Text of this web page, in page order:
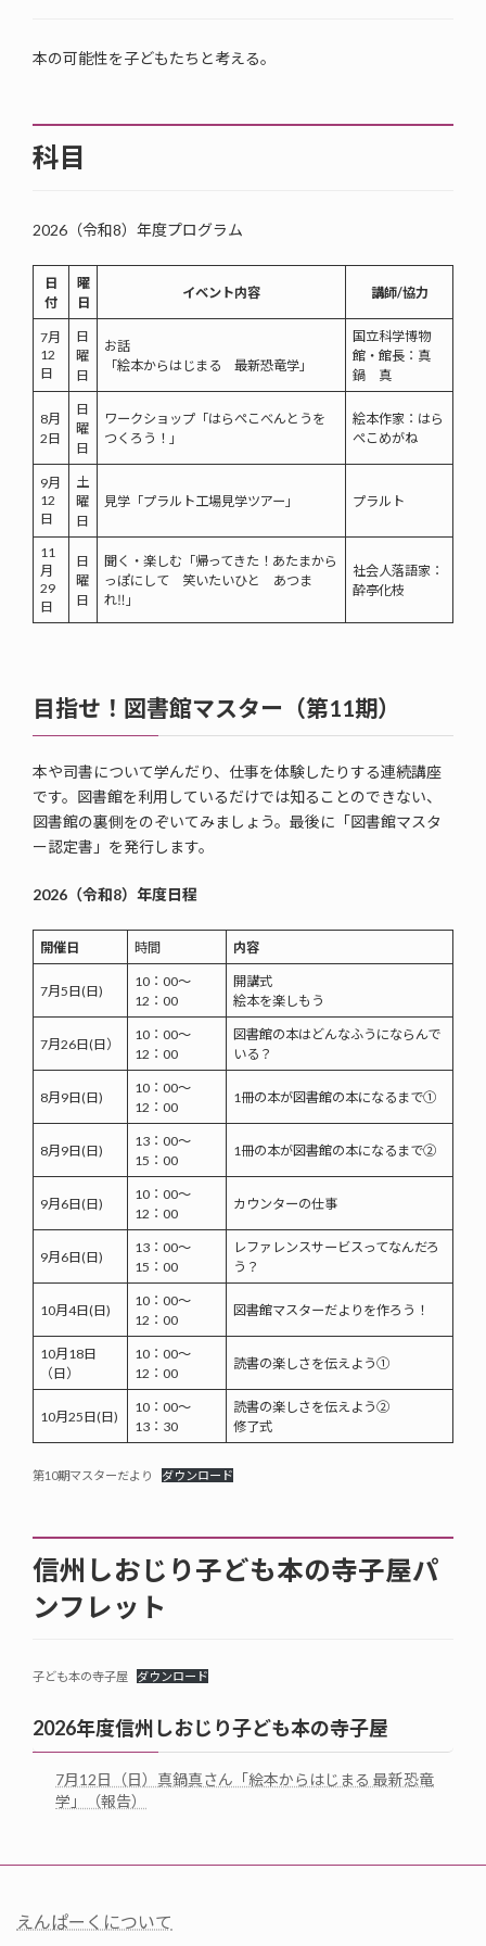
本の可能性を子どもたちと考える。
科目
2026（令和8）年度プログラム
日
付
曜
日
イベント内容 講師/協力
7月
12
日
日
曜
日
お話
「絵本からはじまる 最新恐竜学」
国立科学博物
館・館長：真
鍋 真
8月
2日
日
曜
日
ワークショップ「はらぺこべんとうを
つくろう！」
絵本作家：はら
ぺこめがね
9月
12
日
土
曜
日
見学「プラルト工場見学ツアー」 プラルト
11
月
29
日
日
曜
日
聞く・楽しむ「帰ってきた！あたまから
っぽにして 笑いたいひと あつま
れ‼」
社会人落語家：
酔亭化枝
目指せ！図書館マスター（第11期）
本や司書について学んだり、仕事を体験したりする連続講座
です。図書館を利用しているだけでは知ることのできない、
図書館の裏側をのぞいてみましょう。最後に「図書館マスタ
ー認定書」を発行します。
2026（令和8）年度日程
開催日 時間 内容
7月5日(日)
10：00～
12：00
開講式
絵本を楽しもう
7月26日(日）
10：00～
12：00
図書館の本はどんなふうにならんで
いる？
8月9日(日)
10：00～
12：00
1冊の本が図書館の本になるまで①
8月9日(日)
13：00～
15：00
1冊の本が図書館の本になるまで②
9月6日(日)
10：00～
12：00
カウンターの仕事
9月6日(日)
13：00～
15：00
レファレンスサービスってなんだろ
う？
10月4日(日)
10：00～
12：00
図書館マスターだよりを作ろう！
10月18日
（日）
10：00～
12：00
読書の楽しさを伝えよう①
10月25日(日)
10：00～
13：30
読書の楽しさを伝えよう②
修了式
第10期マスターだより ダウンロード
信州しおじり子ども本の寺子屋パ
ンフレット
子ども本の寺子屋 ダウンロード
2026年度信州しおじり子ども本の寺子屋
7月12日（日）真鍋真さん「絵本からはじまる 最新恐竜
学」（報告）
えんぱーくについて